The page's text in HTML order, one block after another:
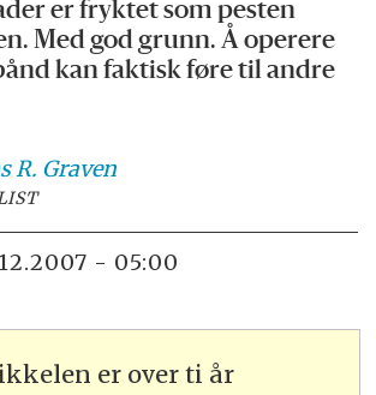
er fryktet som pesten
Med god grunn. Å operere
kan faktisk føre til andre
R. Graven
- 05:00
er over ti år